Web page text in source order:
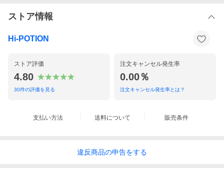
ストア情報
Hi-POTION
ストア評価
4.80
30件の評価を見る
注文キャンセル発生率
0.00％
注文キャンセル発生率とは？
支払い方法 送料について 販売条件
違反商品の申告をする